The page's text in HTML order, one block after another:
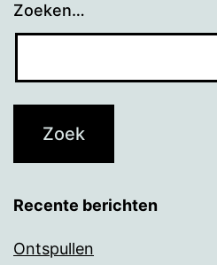
Zoeken…
Recente berichten
Ontspullen